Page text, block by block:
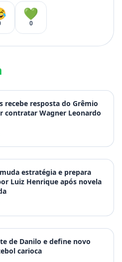
💚
0
recebe resposta do Grêmio
contratar Wagner Leonardo
estratégia e prepara
Luiz Henrique após novela
de Danilo e define novo
carioca